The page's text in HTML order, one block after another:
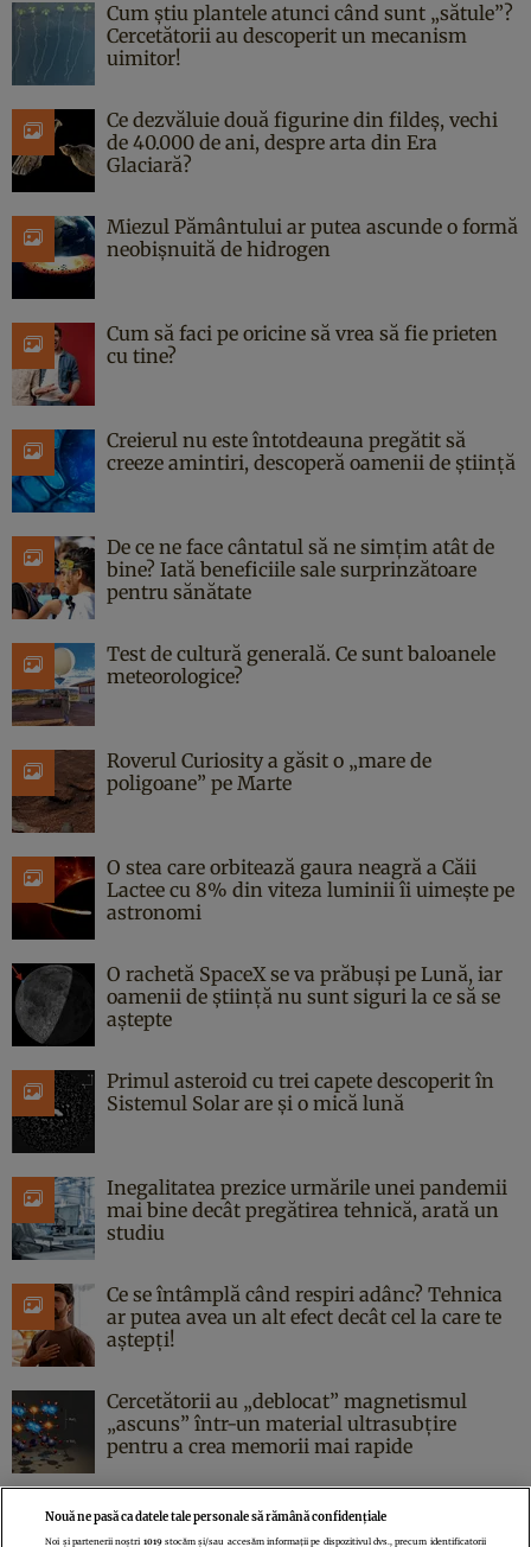
Cum știu plantele atunci când sunt „sătule”?
Cercetătorii au descoperit un mecanism
uimitor!
Ce dezvăluie două figurine din fildeș, vechi
de 40.000 de ani, despre arta din Era
Glaciară?
Miezul Pământului ar putea ascunde o formă
neobișnuită de hidrogen
Cum să faci pe oricine să vrea să fie prieten
cu tine?
Creierul nu este întotdeauna pregătit să
creeze amintiri, descoperă oamenii de știință
De ce ne face cântatul să ne simțim atât de
bine? Iată beneficiile sale surprinzătoare
pentru sănătate
Test de cultură generală. Ce sunt baloanele
meteorologice?
Roverul Curiosity a găsit o „mare de
poligoane” pe Marte
O stea care orbitează gaura neagră a Căii
Lactee cu 8% din viteza luminii îi uimește pe
astronomi
O rachetă SpaceX se va prăbuși pe Lună, iar
oamenii de știință nu sunt siguri la ce să se
aștepte
Primul asteroid cu trei capete descoperit în
Sistemul Solar are și o mică lună
Inegalitatea prezice urmările unei pandemii
mai bine decât pregătirea tehnică, arată un
studiu
Ce se întâmplă când respiri adânc? Tehnica
ar putea avea un alt efect decât cel la care te
aștepți!
Cercetătorii au „deblocat” magnetismul
„ascuns” într-un material ultrasubțire
pentru a crea memorii mai rapide
Nouă ne pasă ca datele tale personale să rămână confidențiale
Noi și partenerii noștri 1019stocăm și/sau accesăm informații pe dispozitivul dvs., precum identificatorii